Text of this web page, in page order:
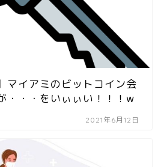
マイアミのビットコイン会
・・・をいぃぃい！！！w
2021年6月12日